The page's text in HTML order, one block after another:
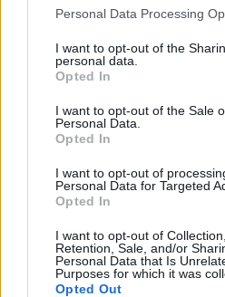
Personal Data Processing
I want to opt-out of the
personal data.
Opted In
I want to opt-out of the Sale
Personal Data.
Opted In
I want to opt-out of
Personal Data for Targeted
Opted In
I want to opt-out of
Retention, Sale, and/or
Personal Data that Is
Purposes for which it was
Opted Out
szte
dékán